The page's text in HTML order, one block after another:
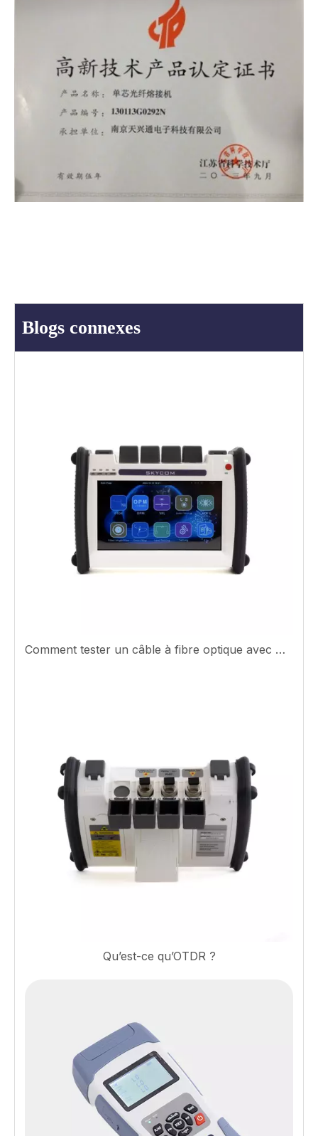
Blogs connexes
Comment tester un câble à fibre optique avec Otdr ?
Qu’est-ce qu’OTDR ?